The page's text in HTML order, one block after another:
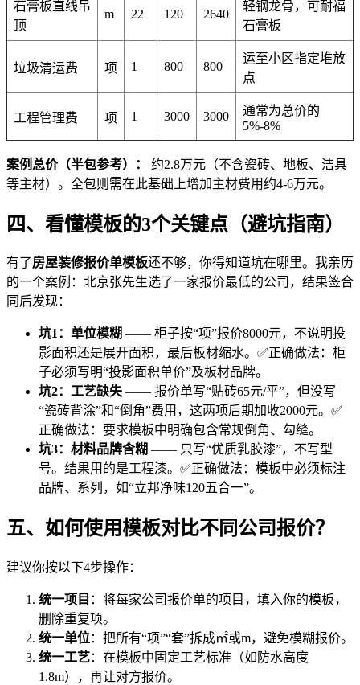
石膏板直线吊
顶
m 22 120 2640
轻钢龙骨，可耐福
石膏板
垃圾清运费 项 1 800 800
运至小区指定堆放
点
工程管理费 项 1 3000 3000
通常为总价的
5%-8%
案例总价（半包参考）：
约2.8万元（不含瓷砖、地板、洁具
等主材）。全包则需在此基础上增加主材费用约4-6万元。
四、看懂模板的3个关键点（避坑指南）
有了房屋装修报价单模板还不够，你得知道坑在哪里。我亲历
的一个案例：北京张先生选了一家报价最低的公司，结果签合
同后发现：
坑1：单位模糊 —— 柜子按“项”报价8000元，不说明投
影面积还是展开面积，最后板材缩水。✅正确做法：柜
子必须写明“投影面积单价”及板材品牌。
坑2：工艺缺失 —— 报价单写“贴砖65元/平”，但没写
“瓷砖背涂”和“倒角”费用，这两项后期加收2000元。✅
正确做法：要求模板中明确包含常规倒角、勾缝。
坑3：材料品牌含糊 —— 只写“优质乳胶漆”，不写型
号。结果用的是工程漆。✅正确做法：模板中必须标注
品牌、系列，如“立邦净味120五合一”。
五、如何使用模板对比不同公司报价？
建议你按以下4步操作：
统一项目 ：将每家公司报价单的项目，填入你的模板，
删除重复项。
统一单位：把所有“项”“套”拆成㎡或m，避免模糊报价。
统一工艺：在模板中固定工艺标准（如防水高度
1.8m），再让对方报价。